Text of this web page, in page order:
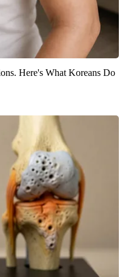
Here's What Koreans Do